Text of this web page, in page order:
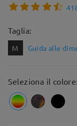
Taglia:
M Guida alle
Seleziona il